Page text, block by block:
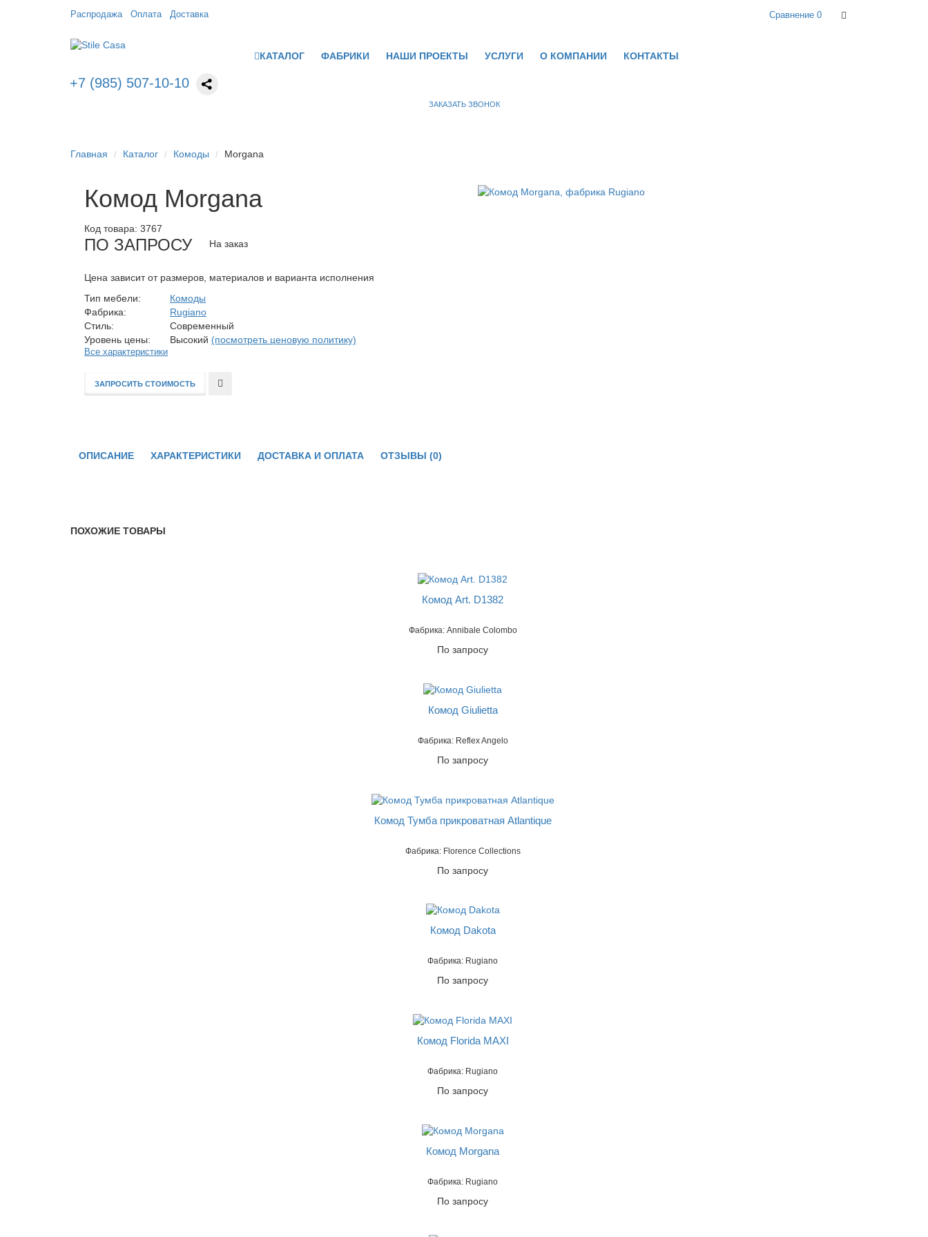
Распродажа Оплата Доставка Сравнение 0
КАТАЛОГ ФАБРИКИ НАШИ ПРОЕКТЫ УСЛУГИ О КОМПАНИИ КОНТАКТЫ
+7 (985) 507-10-10
ЗАКАЗАТЬ ЗВОНОК
Главная Каталог Комоды Morgana
Комод Morgana
Код товара: 3767
ПО ЗАПРОСУ На заказ
Цена зависит от размеров, материалов и варианта исполнения
Тип мебели:
Комоды
Фабрика:
Rugiano
Стиль:
Современный
Уровень цены:
Высокий (посмотреть ценовую политику)
Все характеристики
ЗАПРОСИТЬ СТОИМОСТЬ
ОПИСАНИЕ ХАРАКТЕРИСТИКИ ДОСТАВКА И ОПЛАТА ОТЗЫВЫ (0)
ПОХОЖИЕ ТОВАРЫ
Комод Art. D1382
Фабрика: Annibale Colombo
По запросу
Комод Giulietta
Фабрика: Reflex Angelo
По запросу
Комод Тумба прикроватная Atlantique
Фабрика: Florence Collections
По запросу
Комод Dakota
Фабрика: Rugiano
По запросу
Комод Florida MAXI
Фабрика: Rugiano
По запросу
Комод Morgana
Фабрика: Rugiano
По запросу